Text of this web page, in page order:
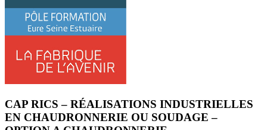
CAP RICS – RÉALISATIONS INDUSTRIELLES
EN CHAUDRONNERIE OU SOUDAGE –